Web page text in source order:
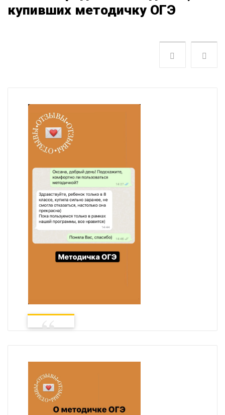
купивших методичку ОГЭ
Следующая